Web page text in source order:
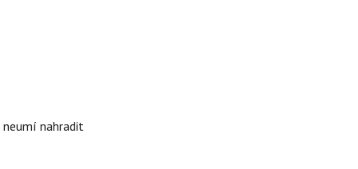
nahradit